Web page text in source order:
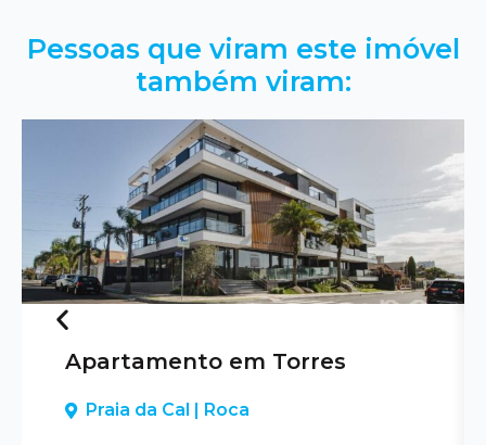
Pessoas que viram este imóvel
também viram:
Previous
Apartamento em Torres
Praia da Cal | Roca